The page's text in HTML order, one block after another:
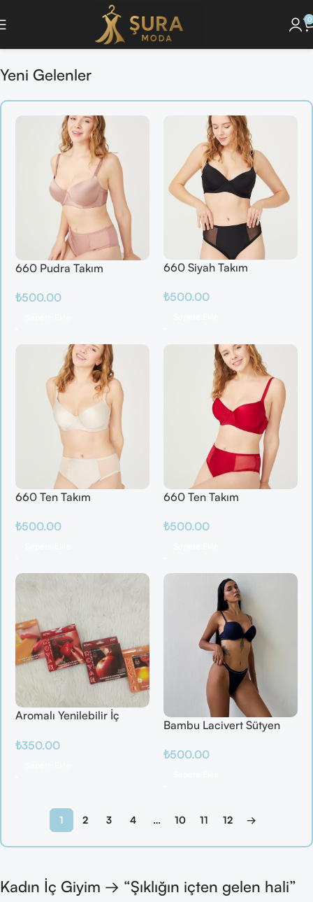
0
Keşfet ] 🔘 [Pijama Takımlarını İncele ]🔘 [ Saç Bakım Ürünlerini Gör ]
Yeni Gelenler
660 Pudra Takım
₺500.00
660 Siyah Takım
₺500.00
660 Ten Takım
₺500.00
660 Ten Takım
₺500.00
Aromalı Yenilebilir İç
/ Elma / Portakal
₺350.00
Bambu Lacivert Sütyen
₺500.00
1 2 3 4 … 10 11 12 →
Kadın İç Giyim → “Şıklığın içten gelen hali”